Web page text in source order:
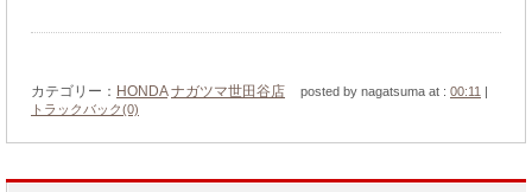
カテゴリー： HONDA ナガツマ世田谷店 posted by nagatsuma at : 00:11 |
トラックバック(0)